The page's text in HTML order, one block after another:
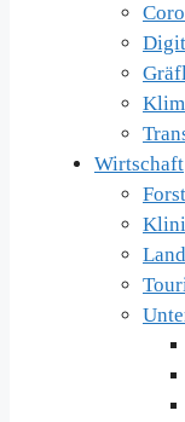
Wirtschaft